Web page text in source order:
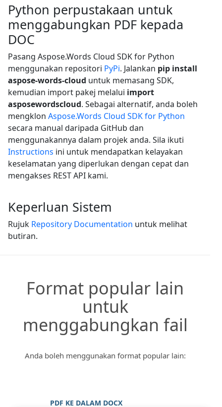
Python perpustakaan untuk
menggabungkan PDF kepada
DOC
Pasang Aspose.Words Cloud SDK for Python
menggunakan repositori PyPi. Jalankan pip install
aspose-words-cloud untuk memasang SDK,
kemudian import pakej melalui import
asposewordscloud. Sebagai alternatif, anda boleh
mengklon Aspose.Words Cloud SDK for Python
secara manual daripada GitHub dan
menggunakannya dalam projek anda. Sila ikuti
Instructions ini untuk mendapatkan kelayakan
keselamatan yang diperlukan dengan cepat dan
mengakses REST API kami.
Keperluan Sistem
Rujuk Repository Documentation untuk melihat
butiran.
Format popular lain
untuk
menggabungkan fail
Anda boleh menggunakan format popular lain:
PDF KE DALAM DOCX